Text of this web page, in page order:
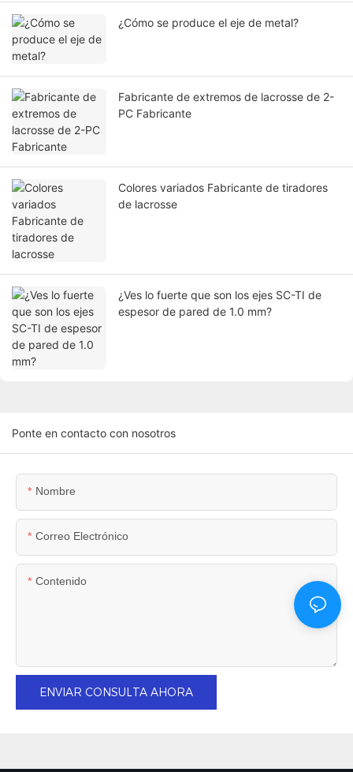
¿Cómo se produce el eje de metal?
Fabricante de extremos de lacrosse de 2-
PC Fabricante
Colores variados Fabricante de tiradores
de lacrosse
¿Ves lo fuerte que son los ejes SC-TI de
espesor de pared de 1.0 mm?
Ponte en contacto con nosotros
Nombre
Correo Electrónico
Contenido
ENVIAR CONSULTA AHORA